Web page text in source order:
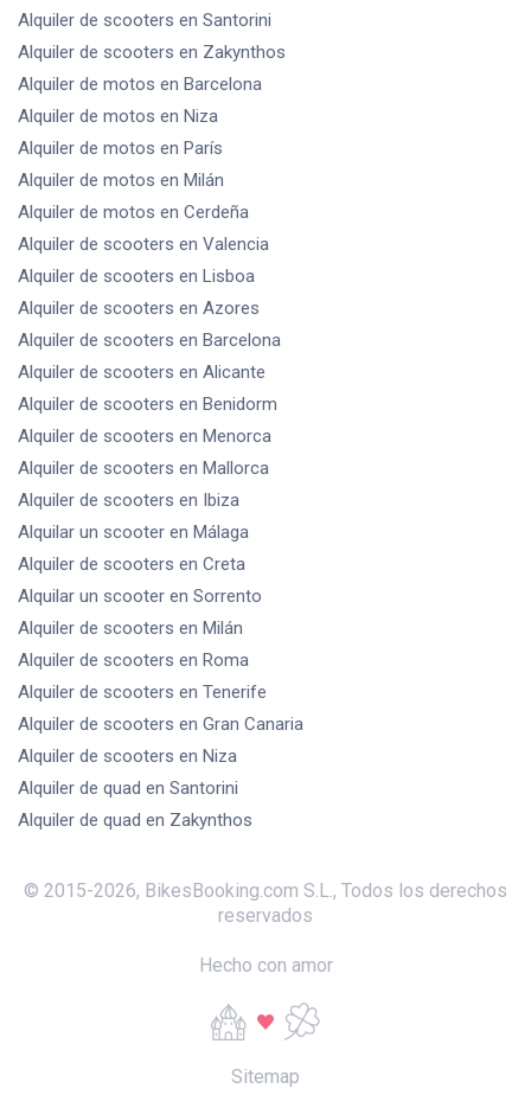
Alquiler de scooters en Santorini
Alquiler de scooters en Zakynthos
Alquiler de motos en Barcelona
Alquiler de motos en Niza
Alquiler de motos en París
Alquiler de motos en Milán
Alquiler de motos en Cerdeña
Alquiler de scooters en Valencia
Alquiler de scooters en Lisboa
Alquiler de scooters en Azores
Alquiler de scooters en Barcelona
Alquiler de scooters en Alicante
Alquiler de scooters en Benidorm
Alquiler de scooters en Menorca
Alquiler de scooters en Mallorca
Alquiler de scooters en Ibiza
Alquilar un scooter en Málaga
Alquiler de scooters en Creta
Alquilar un scooter en Sorrento
Alquiler de scooters en Milán
Alquiler de scooters en Roma
Alquiler de scooters en Tenerife
Alquiler de scooters en Gran Canaria
Alquiler de scooters en Niza
Alquiler de quad en Santorini
Alquiler de quad en Zakynthos
© 2015-2026, BikesBooking.com S.L., Todos los derechos
reservados
Hecho con amor
Sitemap